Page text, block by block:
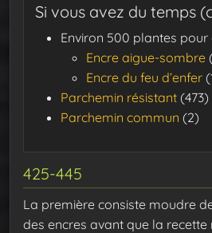
Si vous avez du temps
Environ 500 plantes pour
Encre aigue-sombre
Encre du feu d’enfer
Parchemin résistant (473)
Parchemin commun (2)
425-445
La première consiste moudre
des encres avant que la recette